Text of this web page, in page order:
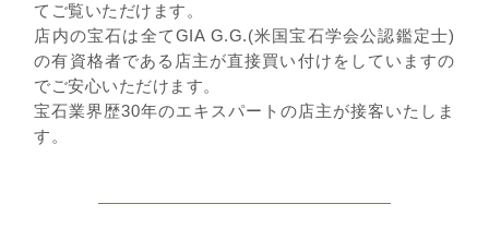
てご覧いただけます。
店内の宝石は全てGIA G.G.(米国宝石学会公認鑑定士)
の有資格者である店主が直接買い付けをしていますの
でご安心いただけます。
宝石業界歴30年のエキスパートの店主が接客いたしま
す。